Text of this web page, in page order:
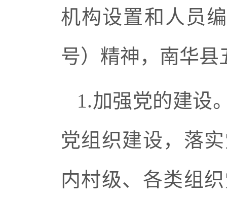
机构设置和人员
号）精神，南华
1.加强党的建设
党组织建设，落
内村级、各类组